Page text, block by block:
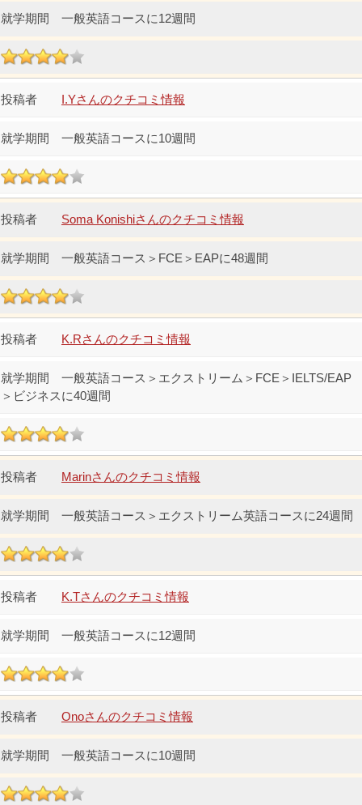
一般英語コースに12週間
I.Yさんのクチコミ情報
一般英語コースに10週間
Soma Konishiさんのクチコミ情報
一般英語コース＞FCE＞EAPに48週間
K.Rさんのクチコミ情報
一般英語コース＞エクストリーム＞FCE＞IELTS/EAP
＞ビジネスに40週間
Marinさんのクチコミ情報
一般英語コース＞エクストリーム英語コースに24週間
K.Tさんのクチコミ情報
一般英語コースに12週間
Onoさんのクチコミ情報
一般英語コースに10週間